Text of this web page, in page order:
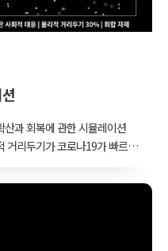
과 회복에 관한 시뮬레이션
거리두기가 코로나19가 빠르